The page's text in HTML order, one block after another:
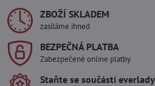
ZBOŽÍ SKLADEM
zasíláme ihned
BEZPEČNÁ PLATBA
Zabezpečené online platby
Staňte se součástí everlady